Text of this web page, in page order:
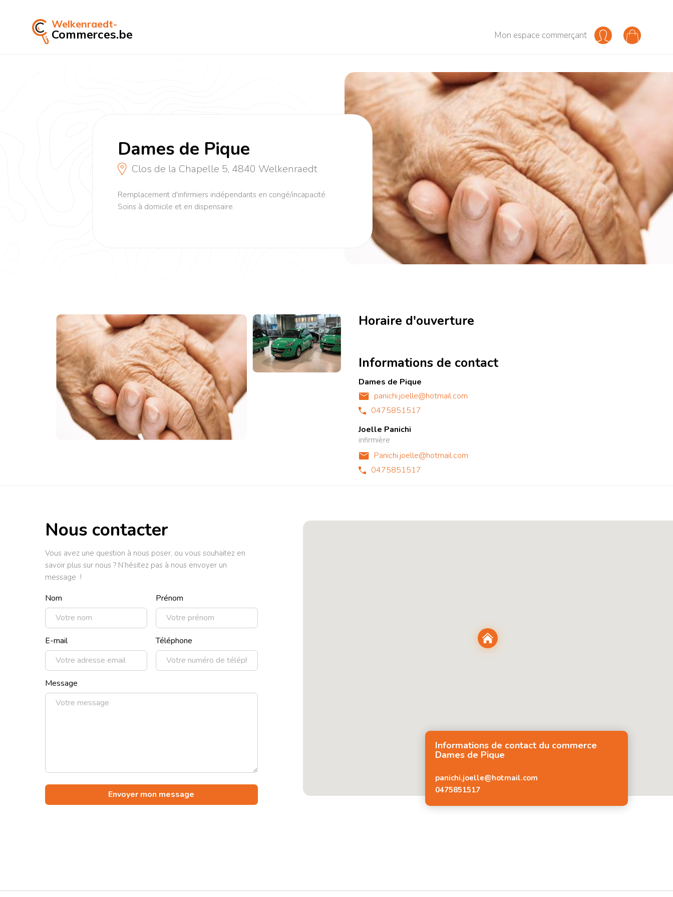
Welkenraedt-
Commerces.be Mon espace commerçant
Dames de Pique
Clos de la Chapelle 5, 4840 Welkenraedt
Remplacement d'infirmiers indépendants en congé/incapacité.
Soins à domicile et en dispensaire.
Horaire d'ouverture
Informations de contact
Dames de Pique
panichi.joelle@hotmail.com
0475851517
Joelle Panichi
infirmière
Panichi.joelle@hotmail.com
0475851517
Nous contacter
Vous avez une question à nous poser, ou vous souhaitez en
savoir plus sur nous ? N’hésitez pas à nous envoyer un
message !
Nom Prénom
E-mail Téléphone
Message
Informations de contact du commerce
Dames de Pique
panichi.joelle@hotmail.com
0475851517